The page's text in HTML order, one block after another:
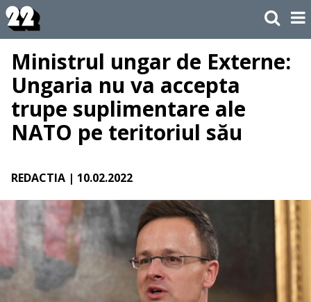
Ministrul ungar de Externe:
Ungaria nu va accepta
trupe suplimentare ale
NATO pe teritoriul său
REDACTIA | 10.02.2022